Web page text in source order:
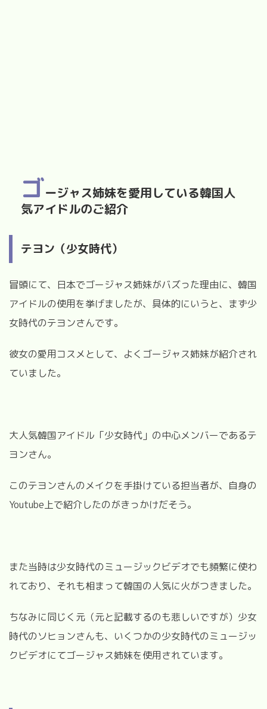
ゴージャス姉妹を愛用している韓国人
気アイドルのご紹介
テヨン（少女時代）
冒頭にて、日本でゴージャス姉妹がバズった理由に、韓国
アイドルの使用を挙げましたが、具体的にいうと、まず少
女時代のテヨンさんです。
彼女の愛用コスメとして、よくゴージャス姉妹が紹介され
ていました。
大人気韓国アイドル「少女時代」の中心メンバーであるテ
ヨンさん。
このテヨンさんのメイクを手掛けている担当者が、自身の
Youtube上で紹介したのがきっかけだそう。
また当時は少女時代のミュージックビデオでも頻繁に使わ
れており、それも相まって韓国の人気に火がつきました。
ちなみに同じく元（元と記載するのも悲しいですが）少女
時代のソヒョンさんも、いくつかの少女時代のミュージッ
クビデオにてゴージャス姉妹を使用されています。